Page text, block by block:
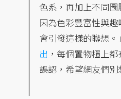
色系，再加上不同
因為色彩豐富性與
會引發這樣的聯想。」
出 ，每個置物櫃上
誤認，希望網友們別